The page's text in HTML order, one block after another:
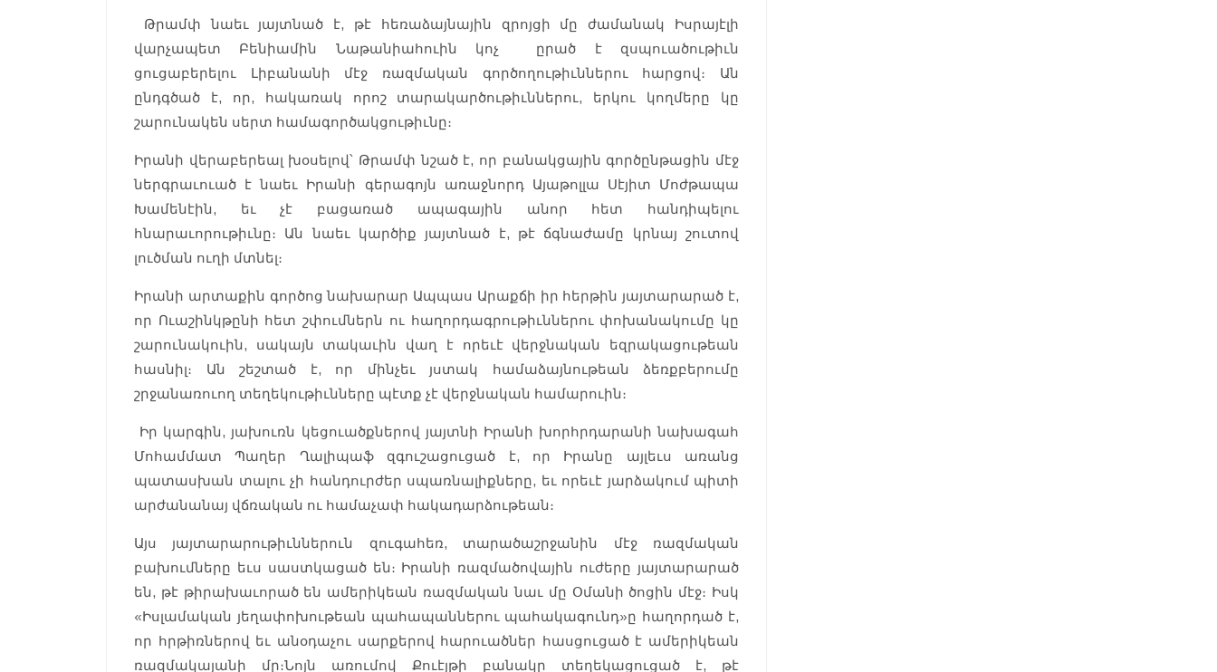
Թրամփ նաեւ յայտնած է, թէ հեռաձայնային զրոյցի մը ժամանակ Իսրայէլի
վարչապետ Բենիամին Նաթանիահուին կոչ ըրած է զսպուածութիւն
ցուցաբերելու Լիբանանի մէջ ռազմական գործողութիւններու հարցով։ Ան
ընդգծած է, որ, հակառակ որոշ տարակարծութիւններու, երկու կողմերը կը
շարունակեն սերտ համագործակցութիւնը։
Իրանի վերաբերեալ խօսելով՝ Թրամփ նշած է, որ բանակցային գործընթացին մէջ
ներգրաւուած է նաեւ Իրանի գերագոյն առաջնորդ Այաթոլլա Սէյիտ Մոժթապա
Խամենէին, եւ չէ բացառած ապագային անոր հետ հանդիպելու
հնարաւորութիւնը։ Ան նաեւ կարծիք յայտնած է, թէ ճգնաժամը կրնայ շուտով
լուծման ուղի մտնել։
Իրանի արտաքին գործոց նախարար Ապպաս Արաքճի իր հերթին յայտարարած է,
որ Ուաշինկթընի հետ շփումներն ու հաղորդագրութիւններու փոխանակումը կը
շարունակուին, սակայն տակաւին վաղ է որեւէ վերջնական եզրակացութեան
հասնիլ։ Ան շեշտած է, որ մինչեւ յստակ համաձայնութեան ձեռքբերումը
շրջանառուող տեղեկութիւնները պէտք չէ վերջնական համարուին։
Իր կարգին, յախուռն կեցուածքներով յայտնի Իրանի խորհրդարանի նախագահ
Մոհամմատ Պաղեր Ղալիպաֆ զգուշացուցած է, որ Իրանը այլեւս առանց
պատասխան տալու չի հանդուրժեր սպառնալիքները, եւ որեւէ յարձակում պիտի
արժանանայ վճռական ու համաչափ հակադարձութեան։
Այս յայտարարութիւններուն զուգահեռ, տարածաշրջանին մէջ ռազմական
բախումները եւս սաստկացած են։ Իրանի ռազմածովային ուժերը յայտարարած
են, թէ թիրախաւորած են ամերիկեան ռազմական նաւ մը Օմանի ծոցին մէջ։ Իսկ
«Իսլամական յեղափոխութեան պահապաններու պահակագունդ»ը հաղորդած է,
որ հրթիռներով եւ անօդաչու սարքերով հարուածներ հասցուցած է ամերիկեան
ռազմակայանի մը։Նոյն առումով Քուէյթի բանակը տեղեկացուցած է, թէ